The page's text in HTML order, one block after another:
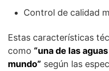
Control de calidad
Estas características
como “una de las
mundo” según las